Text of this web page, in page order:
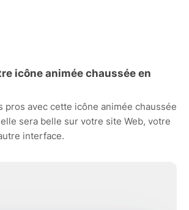
icône animée chaussée en
pros avec cette icône animée chaussée
sera belle sur votre site Web, votre
interface.